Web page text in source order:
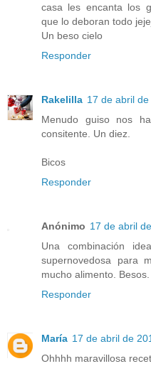
casa les encanta los
que lo deboran todo
Un beso cielo
Responder
Rakelilla 17 de abril
Menudo guiso nos
consitente. Un diez.
Bicos
Responder
Anónimo 17 de abril
Una combinación
supernovedosa para
mucho alimento. Besos.
Responder
María 17 de abril de
Ohhhh maravillosa